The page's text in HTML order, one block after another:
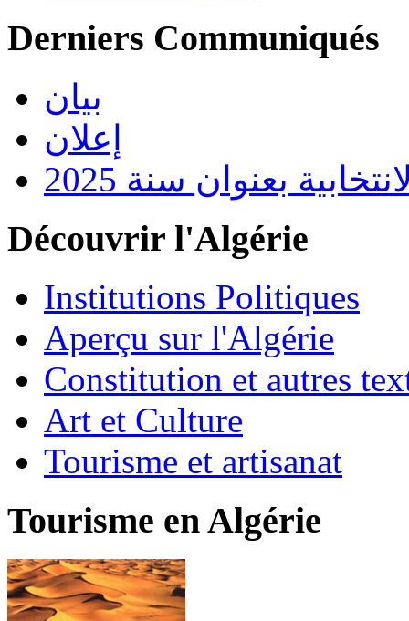
Derniers Communiqués
بيان
إعلان
بعنوان سنة 2025
Découvrir l'Algérie
Institutions Politiques
Aperçu sur l'Algérie
Constitution et autres
Art et Culture
Tourisme et artisanat
Tourisme en Algérie